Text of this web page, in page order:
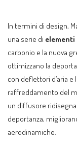
In termini di design,
una serie di elementi
carbonio e la nuova
ottimizzano la
con deflettori d’aria e
raffreddamento del
un diffusore
deportanza,
aerodinamiche.